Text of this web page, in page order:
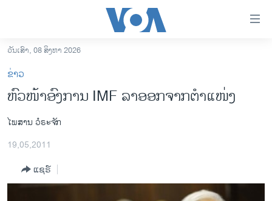
ເຂົ້າ
ຫາ
ຂ້າມ
ຂ້າມ
ຂ້າມ
ໄປ
ຫາ
ລາວ
ການເລືອກຕັ້ງ ປະທານາທີບໍດີ ສະຫະລັດ 2024
ຂ່າວ​ຈີນ
ໂລກ
ວັນເສົາ, 08 ສິງຫາ 2026
ຂ່າວ
ຫົວໜ້າອົງການ IMF ລາອອກຈາກຕຳແໜ່ງ
ໄພສານ ວໍຣະຈັກ
19,05,2011
ແຊຣ໌